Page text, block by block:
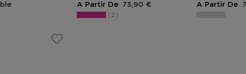
A Partir De Prix du produit
73,90 €
2
A Partir De